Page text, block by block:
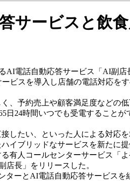
サービスと飲
電話自動応答サービス「AI副
ビスを導入し店舗の電話対応を
予約売上や顧客満足度などの低
24時間いつでも受電すること
たい、といった人による対応
イブリッドなサービスを新たに提
人コールセンターサービス「
長」をリリースした。
ーとAI電話自動応答サービスを